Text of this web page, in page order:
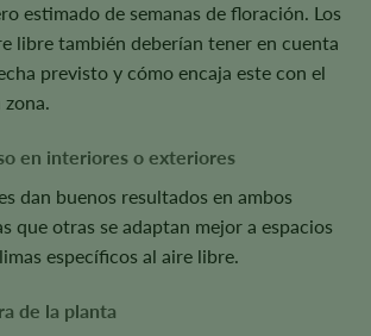
estimado de semanas de floración. Los
libre también deberían tener en cuenta
previsto y cómo encaja este con el
en interiores o exteriores
dan buenos resultados en ambos
que otras se adaptan mejor a espacios
específicos al aire libre.
de la planta